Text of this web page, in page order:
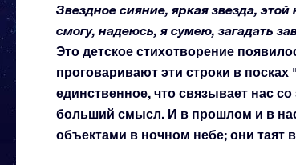
Звездное сияние, яркая звезда,
смогу, надеюсь, я сумею, загадать
Это детское стихотворение
проговаривают эти строки в
единственное, что связывает нас
больший смысл. И в прошлом и в
объектами в ночном небе; они таят